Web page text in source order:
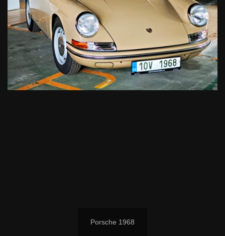
Porsche 1968